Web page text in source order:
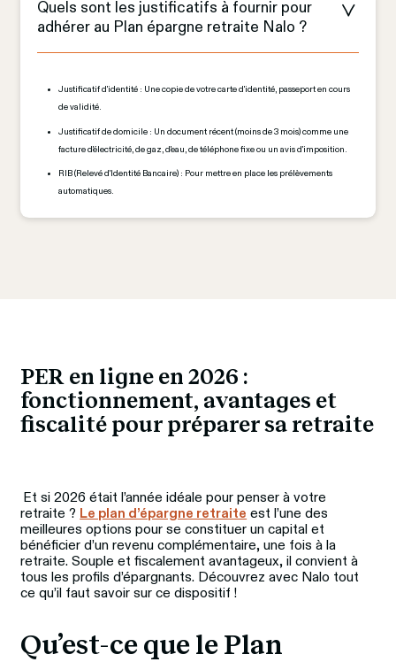
Quels sont les justificatifs à fournir pour
adhérer au Plan épargne retraite Nalo ?
Justificatif d'identité : Une copie de votre carte d'identité, passeport en cours
de validité.
Justificatif de domicile : Un document récent (moins de 3 mois) comme une
facture d'électricité, de gaz, d'eau, de téléphone fixe ou un avis d'imposition.
RIB (Relevé d'Identité Bancaire) : Pour mettre en place les prélèvements
automatiques.
PER en ligne en 2026 :
fonctionnement, avantages et
fiscalité pour préparer sa retraite
Et si 2026 était l’année idéale pour penser à votre
retraite ? Le plan d’épargne retraite est l’une des
meilleures options pour se constituer un capital et
bénéficier d’un revenu complémentaire, une fois à la
retraite. Souple et fiscalement avantageux, il convient à
tous les profils d’épargnants. Découvrez avec Nalo tout
ce qu’il faut savoir sur ce dispositif !
Qu’est-ce que le Plan